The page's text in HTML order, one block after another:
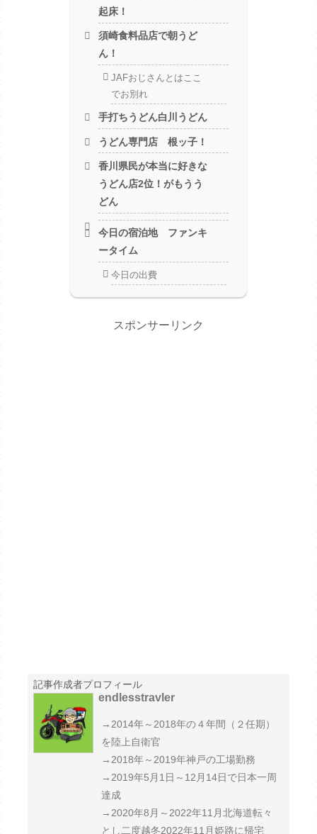
起床！
須崎食料品店で朝うど
ん！
JAFおじさんとはここ
でお別れ
手打ちうどん白川うどん
うどん専門店 根ッ子！
香川県民が本当に好きな
うどん店2位！がもうう
どん
今日の宿泊地 ファンキ
ータイム
今日の出費
スポンサーリンク
記事作成者プロフィール
endlesstravler
→2014年～2018年の４年間（２任期）
を陸上自衛官
→2018年～2019年神戸の工場勤務
→2019年5月1日～12月14日で日本一周
達成
→2020年8月～2022年11月北海道転々
とし二度越冬2022年11月姫路に帰宅